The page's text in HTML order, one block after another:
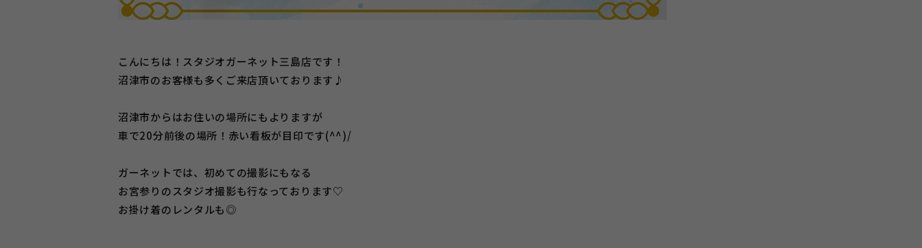
こんにちは！スタジオガーネット三島店です！
沼津市のお客様も多くご来店頂いております♪
沼津市からはお住いの場所にもよりますが
車で20分前後の場所！赤い看板が目印です(^^)/
ガーネットでは、初めての撮影にもなる
お宮参りのスタジオ撮影も行なっております♡
お掛け着のレンタルも◎